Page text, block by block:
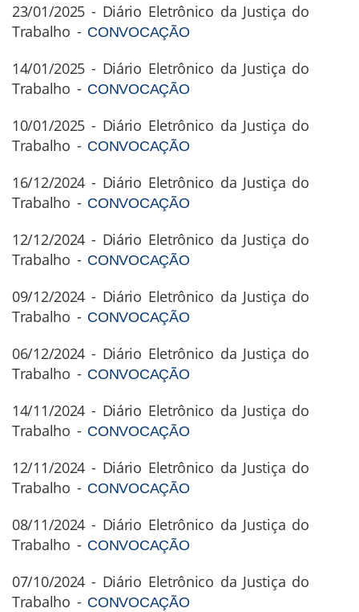
23/01/2025 - Diário Eletrônico da Justiça do
Trabalho - CONVOCAÇÃO
14/01/2025 - Diário Eletrônico da Justiça do
Trabalho - CONVOCAÇÃO
10/01/2025 - Diário Eletrônico da Justiça do
Trabalho - CONVOCAÇÃO
16/12/2024 - Diário Eletrônico da Justiça do
Trabalho - CONVOCAÇÃO
12/12/2024 - Diário Eletrônico da Justiça do
Trabalho - CONVOCAÇÃO
09/12/2024 - Diário Eletrônico da Justiça do
Trabalho - CONVOCAÇÃO
06/12/2024 - Diário Eletrônico da Justiça do
Trabalho - CONVOCAÇÃO
14/11/2024 - Diário Eletrônico da Justiça do
Trabalho - CONVOCAÇÃO
12/11/2024 - Diário Eletrônico da Justiça do
Trabalho - CONVOCAÇÃO
08/11/2024 - Diário Eletrônico da Justiça do
Trabalho - CONVOCAÇÃO
07/10/2024 - Diário Eletrônico da Justiça do
Trabalho - CONVOCAÇÃO